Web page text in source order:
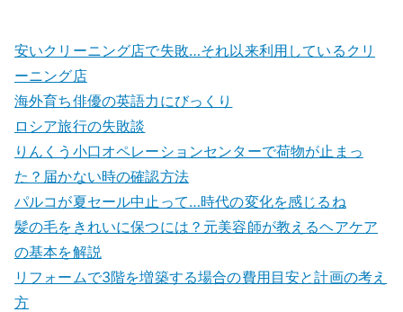
安いクリーニング店で失敗…それ以来利用しているクリ
ーニング店
海外育ち俳優の英語力にびっくり
ロシア旅行の失敗談
りんくう小口オペレーションセンターで荷物が止まっ
た？届かない時の確認方法
パルコが夏セール中止って…時代の変化を感じるね
髪の毛をきれいに保つには？元美容師が教えるヘアケア
の基本を解説
リフォームで3階を増築する場合の費用目安と計画の考え
方